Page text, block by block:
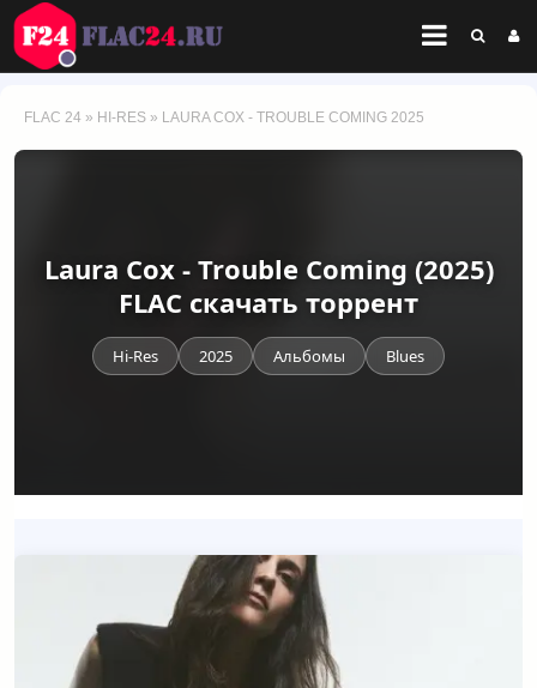
FLAC 24 » HI-RES » LAURA COX - TROUBLE COMING 2025
Laura Cox - Trouble Coming (2025)
FLAC скачать торрент
Hi-Res 2025 Альбомы Blues